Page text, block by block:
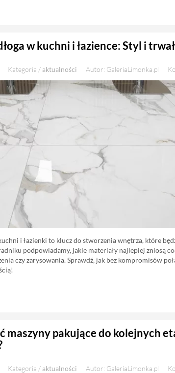
w kuchni i łazience: Styl i
Kategoria /aktualności Autor: GaleriaLimonka.pl
i łazienki to klucz do stworzenia wnętrza, które
podpowiadamy, jakie materiały najlepiej zniosą
czy zarysowania. Sprawdź, jak bez kompromisów
maszyny pakujące do kolejnych
Kategoria /aktualności Autor: GaleriaLimonka.pl